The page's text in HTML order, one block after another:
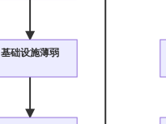
基础设施薄弱